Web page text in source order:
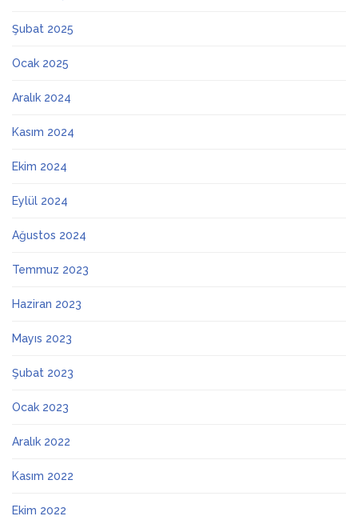
Şubat 2025
Ocak 2025
Aralık 2024
Kasım 2024
Ekim 2024
Eylül 2024
Ağustos 2024
Temmuz 2023
Haziran 2023
Mayıs 2023
Şubat 2023
Ocak 2023
Aralık 2022
Kasım 2022
Ekim 2022